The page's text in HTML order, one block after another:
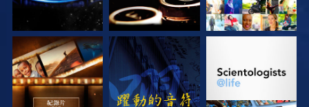
探索系列節目 觀看 探索系列節目